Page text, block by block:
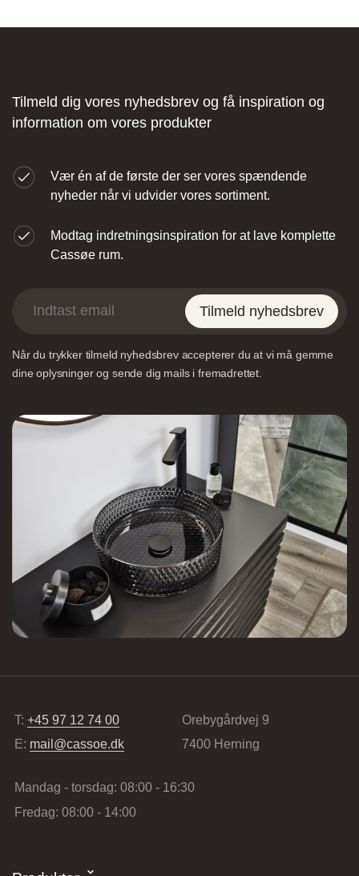
Tilmeld dig vores nyhedsbrev og få inspiration og
information om vores produkter
Vær én af de første der ser vores spændende
nyheder når vi udvider vores sortiment.
Modtag indretningsinspiration for at lave komplette
Cassøe rum.
Tilmeld nyhedsbrev
Når du trykker tilmeld nyhedsbrev accepterer du at vi må gemme
dine oplysninger og sende dig mails i fremadrettet.
T:+45 97 12 74 00
E: mail@cassoe.dk
Orebygårdvej 9
7400 Herning
Mandag - torsdag: 08:00 - 16:30
Fredag: 08:00 - 14:00
JKE Design – Glostrup
Agerøvejk 27A, 8381 Tilst, Danmark
Vordingborg Køkkenet – Viborg
Lundvej 54, 8800 Viborg, Danmark
Danmark